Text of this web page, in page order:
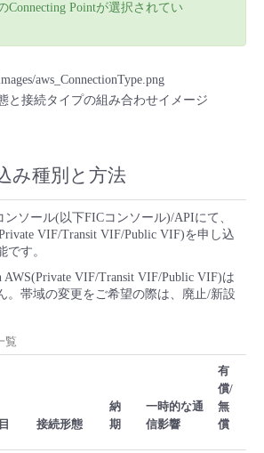
Connecting Pointが選択されてい
と接続タイプの組み合わせイメージ
み種別と方法
ンソール(以下FICコンソール)/APIにて、
VIF/Transit VIF/Public VIF)を申し込
です。
AWS(Private VIF/Transit VIF/Public VIF)は
。帯域の変更をご希望の際は、廃止/新設
覧
接続形態
納
期
一時的な通
信影響
有
償/
無
償